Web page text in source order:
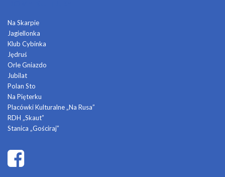
Na Skarpie
Jagiellonka
Klub Cybinka
Jędruś
Orle Gniazdo
Jubilat
Polan Sto
Na Pięterku
Placówki Kulturalne „Na Rusa”
RDH „Skaut”
Stanica „Gościraj”